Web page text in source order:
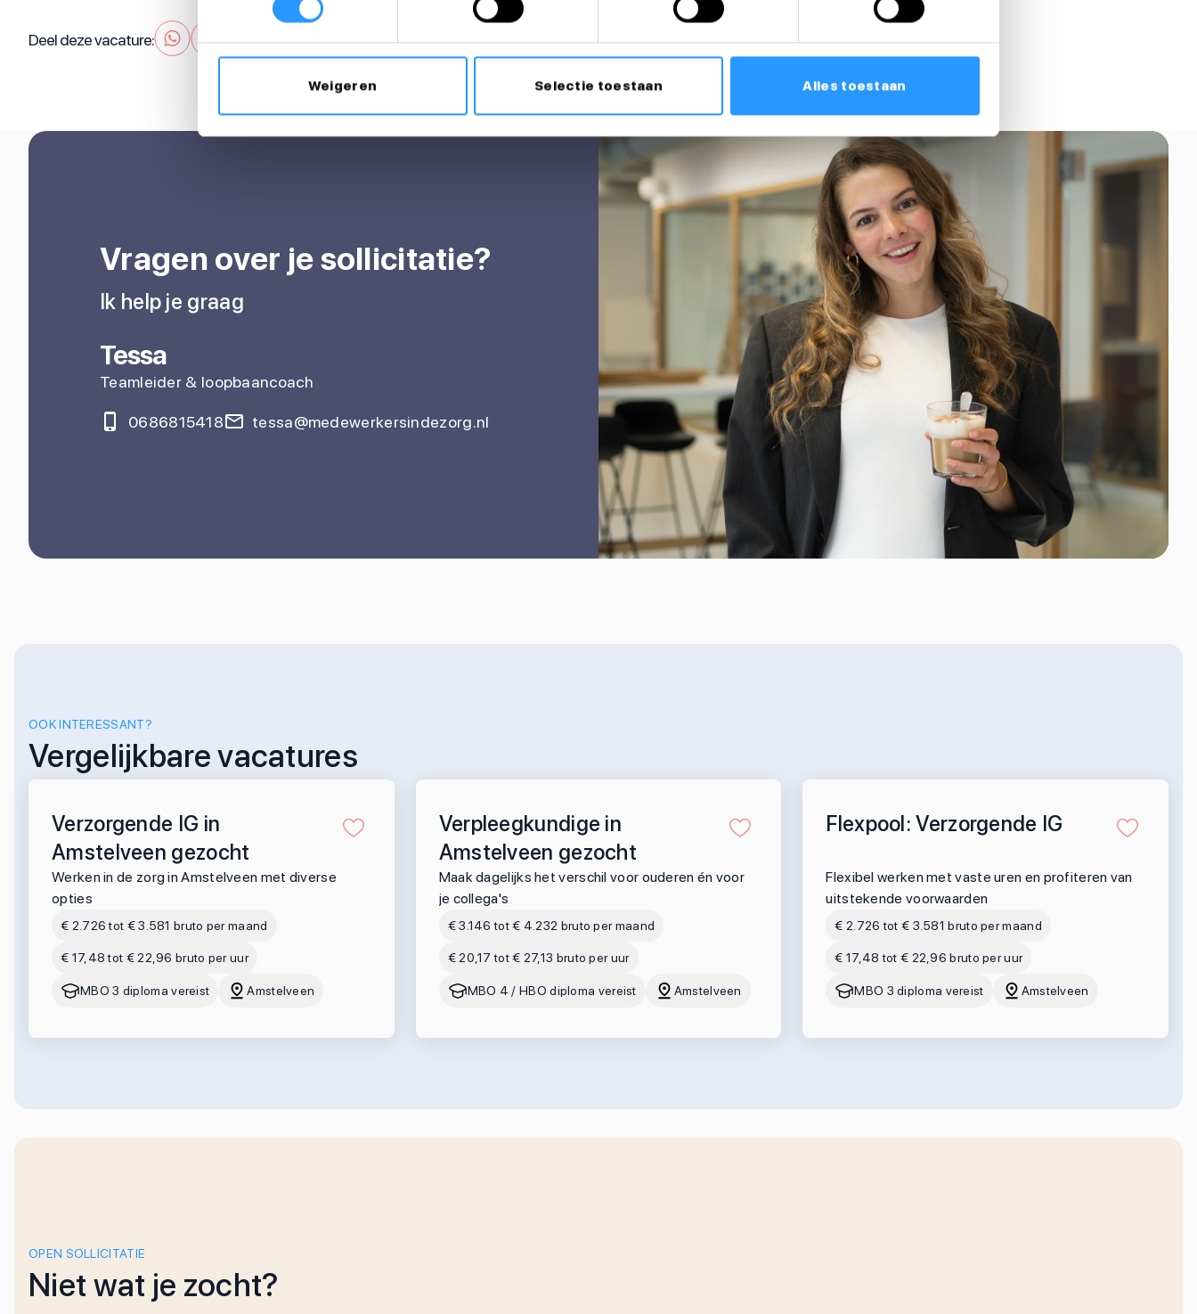
Weigeren Selectie toestaan Alles toestaan
Deel deze vacature:
Vragen over je sollicitatie?
Ik help je graag
Tessa
Teamleider & loopbaancoach
0686815418 tessa@medewerkersindezorg.nl
OOK INTERESSANT?
Vergelijkbare vacatures
Verzorgende IG in
Amstelveen gezocht
Werken in de zorg in Amstelveen met diverse
opties
€ 2.726 tot € 3.581 bruto per maand
€ 17,48 tot € 22,96 bruto per uur
MBO 3 diploma vereist Amstelveen
Verpleegkundige in
Amstelveen gezocht
Maak dagelijks het verschil voor ouderen én voor
je collega's
€ 3.146 tot € 4.232 bruto per maand
€ 20,17 tot € 27,13 bruto per uur
MBO 4 / HBO diploma vereist Amstelveen
Flexpool: Verzorgende IG
Flexibel werken met vaste uren en profiteren van
uitstekende voorwaarden
€ 2.726 tot € 3.581 bruto per maand
€ 17,48 tot € 22,96 bruto per uur
MBO 3 diploma vereist Amstelveen
OPEN SOLLICITATIE
Niet wat je zocht?